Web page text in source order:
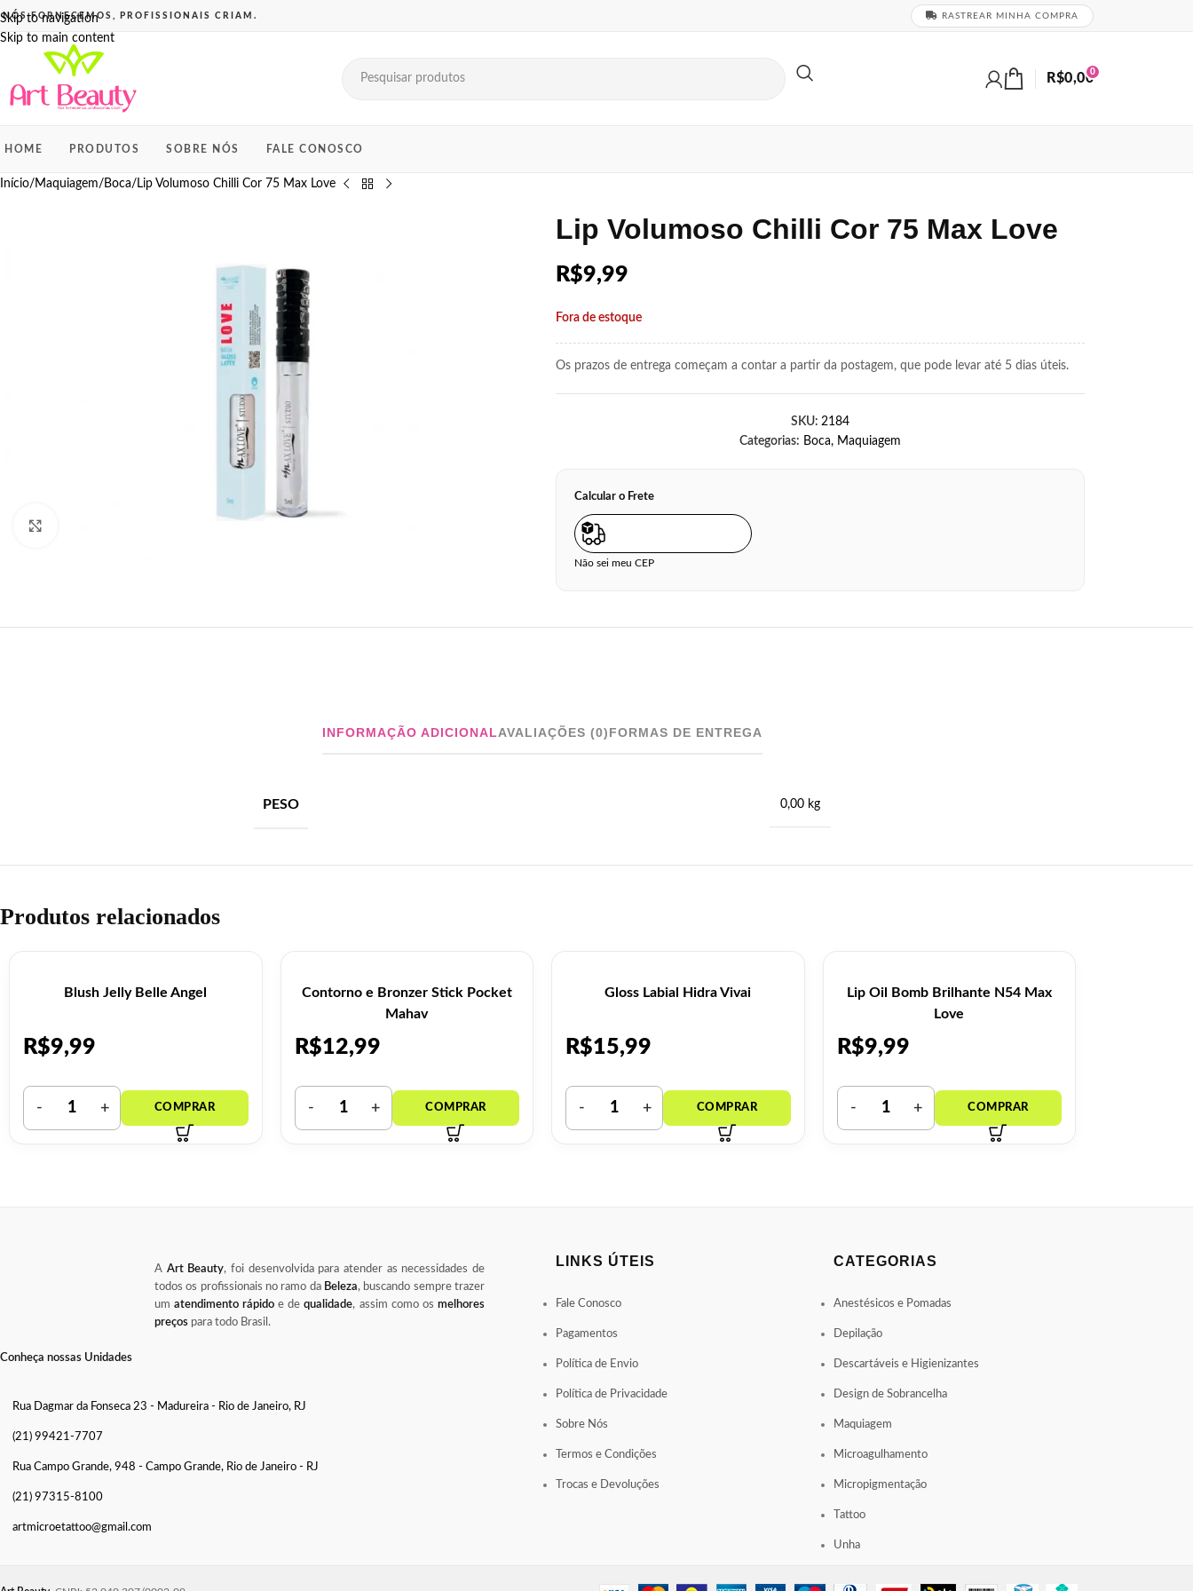
Skip to navigation
Skip to main content
RASTREAR MINHA COMPRA
0
R$0,00
HOME PRODUTOS SOBRE NÓS FALE CONOSCO
Início Maquiagem Boca Lip Volumoso Chilli Cor 75 Max Love
Lip Volumoso Chilli Cor 75 Max Love
R$9,99
Fora de estoque
Os prazos de entrega começam a contar a partir da postagem, que pode levar até 5 dias úteis.
SKU: 2184
Categorias: Boca, Maquiagem
Calcular o Frete
Não sei meu CEP
INFORMAÇÃO ADICIONALAVALIAÇÕES (0)FORMAS DE ENTREGA
PESO 0,00 kg
Produtos relacionados
Blush Jelly Belle Angel
R$9,99
Contorno e Bronzer Stick Pocket
Mahav
R$12,99
Gloss Labial Hidra Vivai
R$15,99
Lip Oil Bomb Brilhante N54 Max
Love
R$9,99
A Art Beauty, foi desenvolvida para atender as necessidades de
todos os profissionais no ramo da Beleza, buscando sempre trazer
um atendimento rápido e dequalidade, assim como os melhores
preçospara todo Brasil.
Conheça nossas Unidades
Rua Dagmar da Fonseca 23 - Madureira - Rio de Janeiro, RJ
(21) 99421-7707
Rua Campo Grande, 948 - Campo Grande, Rio de Janeiro - RJ
(21) 97315-8100
artmicroetattoo@gmail.com
LINKS ÚTEIS
Fale Conosco
Pagamentos
Política de Envio
Política de Privacidade
Sobre Nós
Termos e Condições
Trocas e Devoluções
CATEGORIAS
Anestésicos e Pomadas
Depilação
Descartáveis e Higienizantes
Design de Sobrancelha
Maquiagem
Microagulhamento
Micropigmentação
Tattoo
Unha